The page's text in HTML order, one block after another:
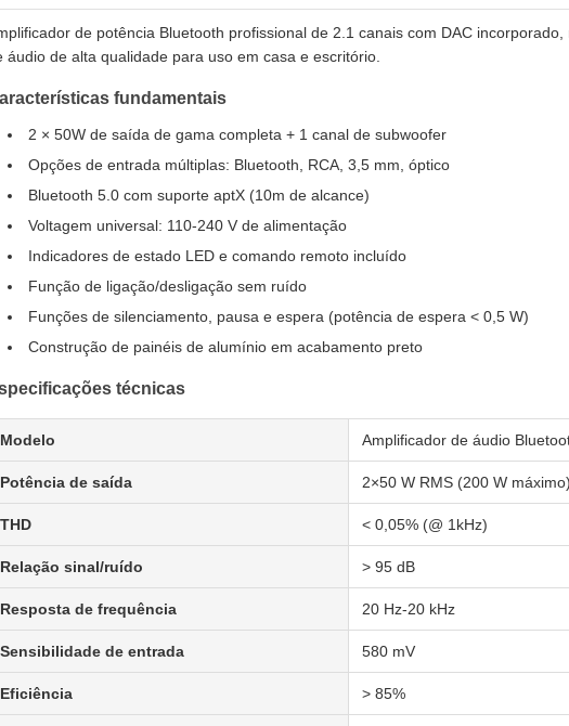
de potência Bluetooth profissional de 2.1 canais com DAC
áudio de alta qualidade para uso em casa e escritório.
fundamentais
2 × 50W de saída de gama completa + 1 canal de subwoofer
Opções de entrada múltiplas: Bluetooth, RCA, 3,5 mm, óptico
Bluetooth 5.0 com suporte aptX (10m de alcance)
Voltagem universal: 110-240 V de alimentação
Indicadores de estado LED e comando remoto incluído
Função de ligação/desligação sem ruído
Funções de silenciamento, pausa e espera (potência de espera < 0,5 W)
Construção de painéis de alumínio em acabamento preto
técnicas
Modelo Amplificador de áudio
Potência de saída 2×50 W RMS (200 W máximo)
THD < 0,05% (@ 1kHz)
Relação sinal/ruído > 95 dB
Resposta de frequência 20 Hz-20 kHz
Sensibilidade de entrada 580 mV
Eficiência > 85%